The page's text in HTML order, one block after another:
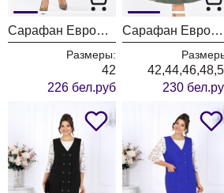
Сарафан ЕвроМода 650
Размеры:
42
226 бел.руб
Сарафан ЕвроМода 649
230